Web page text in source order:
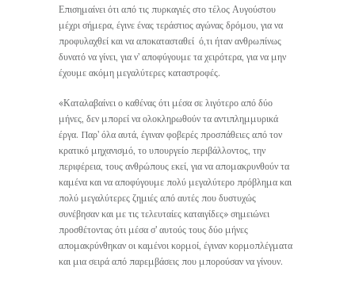
Επισημαίνει ότι από τις πυρκαγιές στο τέλος Αυγούστου
μέχρι σήμερα, έγινε ένας τεράστιος αγώνας δρόμου, για να
προφυλαχθεί και να αποκατασταθεί ό,τι ήταν ανθρωπίνως
δυνατό να γίνει, για ν’ αποφύγουμε τα χειρότερα, για να μην
έχουμε ακόμη μεγαλύτερες καταστροφές.
«Καταλαβαίνει ο καθένας ότι μέσα σε λιγότερο από δύο
μήνες, δεν μπορεί να ολοκληρωθούν τα αντιπλημμυρικά
έργα. Παρ’ όλα αυτά, έγιναν φοβερές προσπάθειες από τον
κρατικό μηχανισμό, το υπουργείο περιβάλλοντος, την
περιφέρεια, τους ανθρώπους εκεί, για να απομακρυνθούν τα
καμένα και να αποφύγουμε πολύ μεγαλύτερο πρόβλημα και
πολύ μεγαλύτερες ζημιές από αυτές που δυστυχώς
συνέβησαν και με τις τελευταίες καταιγίδες» σημειώνει
προσθέτοντας ότι μέσα σ’ αυτούς τους δύο μήνες
απομακρύνθηκαν οι καμένοι κορμοί, έγιναν κορμοπλέγματα
και μια σειρά από παρεμβάσεις που μπορούσαν να γίνουν.